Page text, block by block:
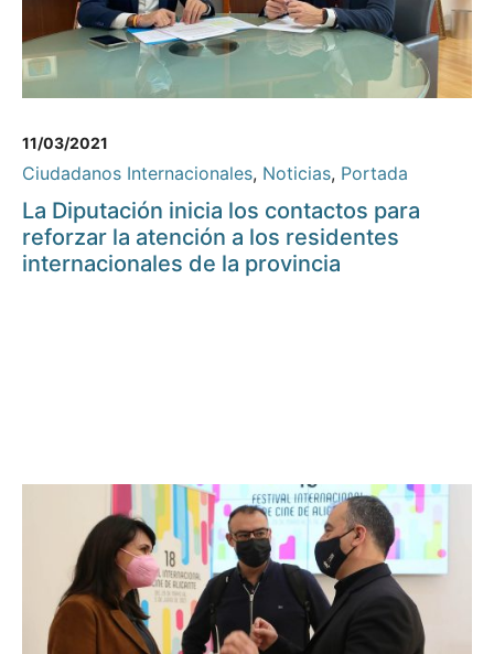
11/03/2021
Ciudadanos Internacionales, Noticias, Portada
La Diputación inicia los contactos para
reforzar la atención a los residentes
internacionales de la provincia